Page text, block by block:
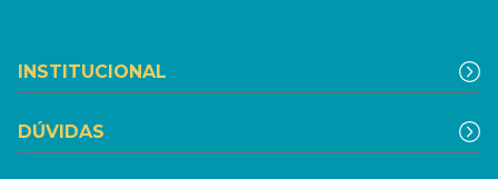
INSTITUCIONAL
DÚVIDAS